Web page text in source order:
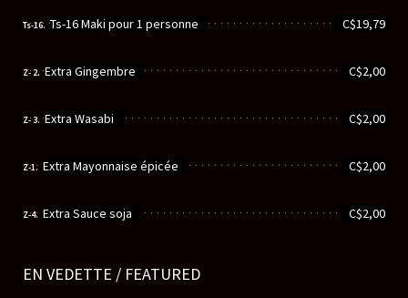
Ts-16. C$19,79
Ts-16 Maki pour 1 personne
Z- 2. C$2,00
Extra Gingembre
Z- 3. C$2,00
Extra Wasabi
Z-1. C$2,00
Extra Mayonnaise épicée
Z-4. C$2,00
Extra Sauce soja
EN VEDETTE / FEATURED